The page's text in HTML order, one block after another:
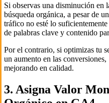
Si observas una disminución en
búsqueda orgánica, a pesar de
tráfico no esté lo
de palabras clave y contenido
Por el contrario, si optimizas tu
un aumento en las conversiones,
mejorando en calidad.
3. Asigna Valor